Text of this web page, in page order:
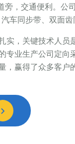
旁，交通便利。公
车同步带、双面齿
实，关键技术人员
专业生产公司定向
，赢得了众多客户